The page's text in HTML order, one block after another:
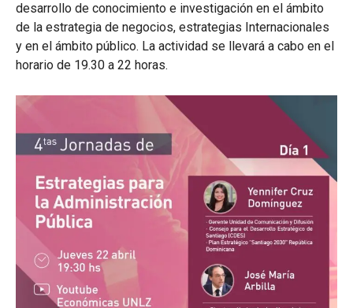
desarrollo de conocimiento e investigación en el ámbito
de la estrategia de negocios, estrategias Internacionales
y en el ámbito público. La actividad se llevará a cabo en el
horario de 19.30 a 22 horas.